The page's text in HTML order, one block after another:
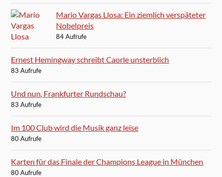
Mario Vargas Llosa: Ein ziemlich verspäteter
Nobelpreis
84 Aufrufe
Ernest Hemingway schreibt Caorle unsterblich
83 Aufrufe
Und nun, Frankfurter Rundschau?
83 Aufrufe
Im 100 Club wird die Musik ganz leise
80 Aufrufe
Karten für das Finale der Champions League in München
80 Aufrufe